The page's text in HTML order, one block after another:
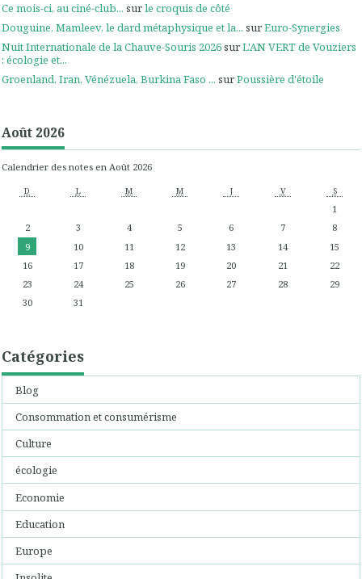
Ce mois-ci, au ciné-club... surle croquis de côté
Douguine, Mamleev, le dard métaphysique et la... surEuro-Synergies
Nuit Internationale de la Chauve-Souris 2026surL'AN VERT de Vouziers
: écologie et...
Groenland, Iran, Vénézuela, Burkina Faso ... surPoussière d'étoile
Août 2026
Calendrier des notes en Août 2026
D L M M J V S
1
2
3 4 5 6 7
8
9
10 11 12 13 14
15
16
17 18 19 20 21
22
23
24 25 26 27 28
29
30
31
Catégories
Blog
Consommation et consumérisme
Culture
écologie
Economie
Education
Europe